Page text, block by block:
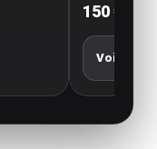
150 €
Voir le